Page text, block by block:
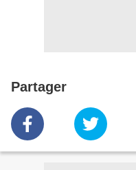
Partager